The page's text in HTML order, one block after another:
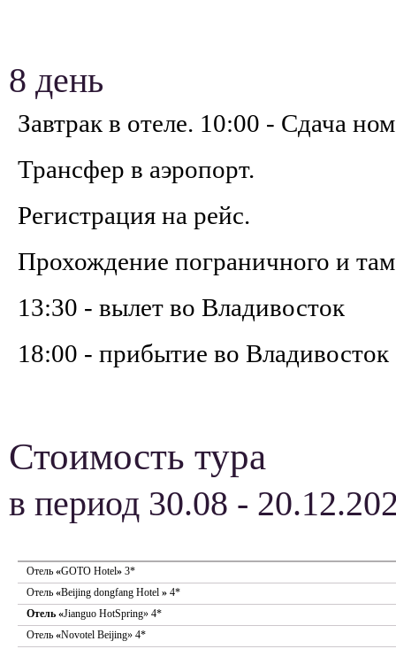
8 день
Завтрак в отеле. 10:00 - Сдача
Трансфер в аэропорт.
Регистрация на рейс.
Прохождение пограничного и
13:30 - вылет во Владивосток
18:00 - прибытие во Владивосток
Стоимость тура
в период 30.08 -
Отель «GOTO Hotel» 3*
Отель «Beijing dongfang Hotel » 4*
Отель «Jianguo HotSpring» 4*
Отель «Novotel Beijing» 4*